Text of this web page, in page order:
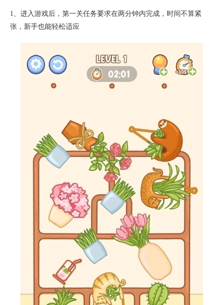
1、进入游戏后，第一关任务要求在两分钟内完成，时间不算紧
张，新手也能轻松适应